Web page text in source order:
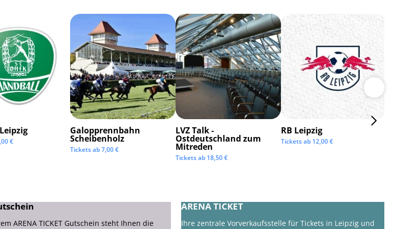
€
Galopprennbahn
Scheibenholz
Tickets ab7,00€
LVZ Talk -
Ostdeutschland zum
Mitreden
Tickets ab 18,50€
RB Leipzig
Tickets ab 12,00€
ARENA TICKET Gutschein steht Ihnen die
ARENA TICKET
Ihre zentrale Vorverkaufsstelle für Tickets in Leipzig und